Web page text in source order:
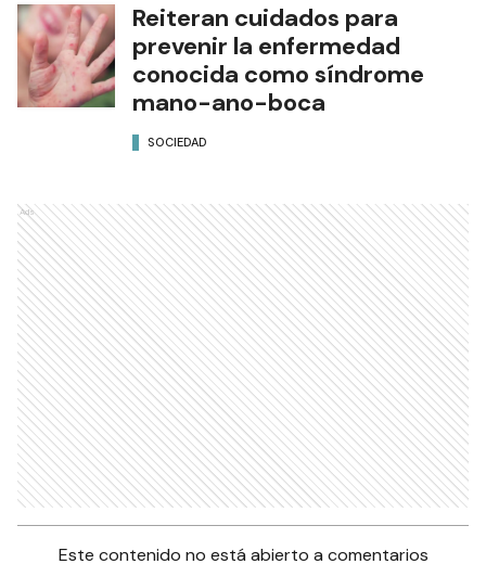
Reiteran cuidados para
prevenir la enfermedad
conocida como síndrome
mano-ano-boca
SOCIEDAD
Ads
Este contenido no está abierto a comentarios